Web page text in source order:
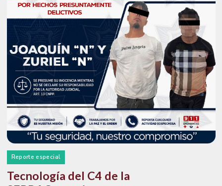
Reporte especial
Tecnología del C4 de la